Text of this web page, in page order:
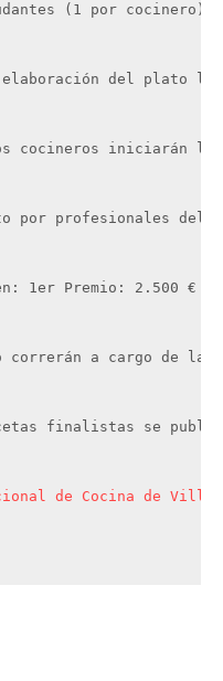
(1 por
del plato
cocineros iniciarán la
por profesionales
1er Premio: 2.500 €
correrán a cargo de la
finalistas se
de Cocina de